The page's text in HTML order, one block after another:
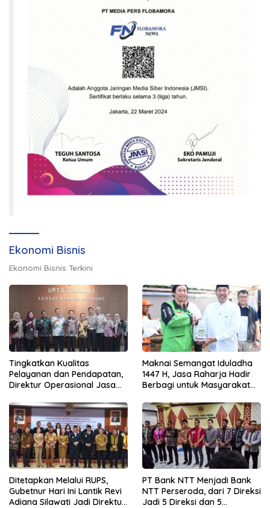
Ekonomi Bisnis
Ekonomi Bisnis Terkini
Tingkatkan Kualitas
Pelayanan dan Pendapatan,
Direktur Operasional Jasa
di Lampung dan Tinjau
Samsat Rajabasa
Maknai Semangat Iduladha
1447 H, Jasa Raharja Hadir
Berbagi untuk Masyarakat
Daging Kurban
Ditetapkan Melalui RUPS,
Gubetnur Hari Ini Lantik Revi
Adiana Silawati Jadi Direktur
PT Bank NTT Menjadi Bank
NTT Perseroda, dari 7 Direksi
Jadi 5 Direksi dan 5